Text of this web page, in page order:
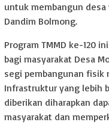
untuk membangun
Dandim Bolmong.
Program TMMD ke-120
bagi masyarakat Desa
segi pembangunan fisik
Infrastruktur yang lebih
diberikan diharapkan
masyarakat dan